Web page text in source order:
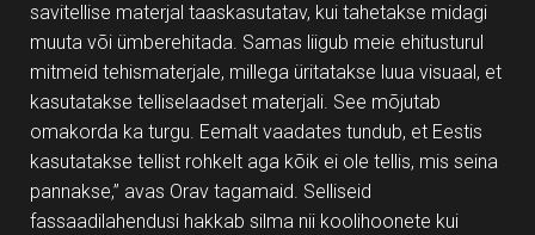
savitellise materjal taaskasutatav, kui tahetakse midagi
muuta või ümberehitada. Samas liigub meie ehitusturul
mitmeid tehismaterjale, millega üritatakse luua visuaal, et
kasutatakse telliselaadset materjali. See mõjutab
omakorda ka turgu. Eemalt vaadates tundub, et Eestis
kasutatakse tellist rohkelt aga kõik ei ole tellis, mis seina
pannakse,” avas Orav tagamaid. Selliseid
fassaadilahendusi hakkab silma nii koolihoonete kui